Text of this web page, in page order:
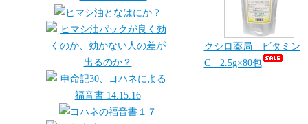
クシロ薬局 ビタミン
C 2.5g×80包